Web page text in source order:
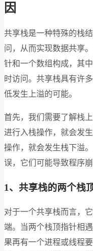
因
共享栈是一种特殊的栈
问，从而实现数据共享
针和一个数组构成，其
时访问。共享栈具有许
低发生上溢的可能。
首先，我们需要了解栈
进行入栈操作，就会发
操作，就会发生栈下溢
误，它们可能导致程序崩
1、共享栈的两个栈
对于一个共享栈而言，
端。当两个栈顶指针相
果再有一个进程或线程